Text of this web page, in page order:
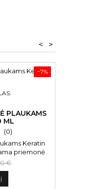
>
<
−7%
PLAUKAMS
ML
(0)
Keratin
priemonė
Keratin No
intensyviai
ml
€